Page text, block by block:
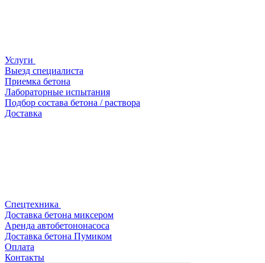
Услуги
Выезд специалиста
Приемка бетона
Лабораторные испытания
Подбор состава бетона / раствора
Доставка
Спецтехника
Доставка бетона миксером
Аренда автобетононасоса
Доставка бетона Пумиком
Оплата
Контакты